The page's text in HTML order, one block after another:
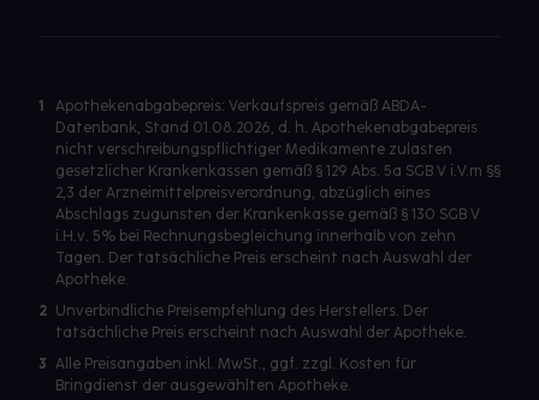
1
Apothekenabgabepreis: Verkaufspreis gemäß ABDA-
Datenbank, Stand 01.08.2026, d. h. Apothekenabgabepreis
nicht verschreibungspflichtiger Medikamente zulasten
gesetzlicher Krankenkassen gemäß § 129 Abs. 5a SGB V i.V.m §§
2,3 der Arzneimittelpreisverordnung, abzüglich eines
Abschlags zugunsten der Krankenkasse gemäß § 130 SGB V
i.H.v. 5% bei Rechnungsbegleichung innerhalb von zehn
Tagen. Der tatsächliche Preis erscheint nach Auswahl der
Apotheke.
2 Unverbindliche Preisempfehlung des Herstellers. Der
tatsächliche Preis erscheint nach Auswahl der Apotheke.
3 Alle Preisangaben inkl. MwSt., ggf. zzgl. Kosten für
Bringdienst der ausgewählten Apotheke.